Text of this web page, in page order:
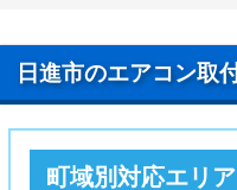
日進市のエアコン取
町域別対応エリア